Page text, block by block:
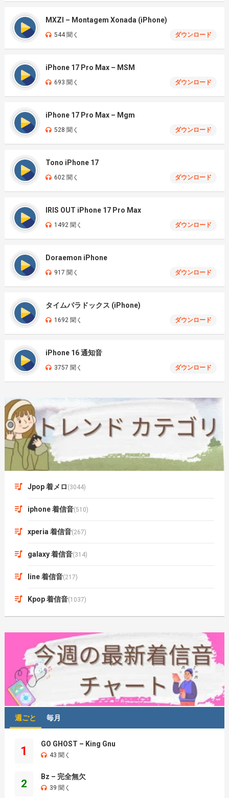
MXZI – Montagem Xonada (iPhone)
544 聞く ダウンロード
iPhone 17 Pro Max – MSM
693 聞く ダウンロード
iPhone 17 Pro Max – Mgm
528 聞く ダウンロード
Tono iPhone 17
602 聞く ダウンロード
IRIS OUT iPhone 17 Pro Max
1492 聞く ダウンロード
Doraemon iPhone
917 聞く ダウンロード
タイムパラドックス (iPhone)
1692 聞く ダウンロード
iPhone 16 通知音
3757 聞く ダウンロード
Jpop 着メロ (3044)
iphone 着信音(510)
xperia 着信音(267)
galaxy 着信音(314)
line 着信音(217)
Kpop 着信音(1037)
週ごと 毎月
1
GO GHOST – King Gnu
43 聞く
2
Bz – 完全無欠
39 聞く